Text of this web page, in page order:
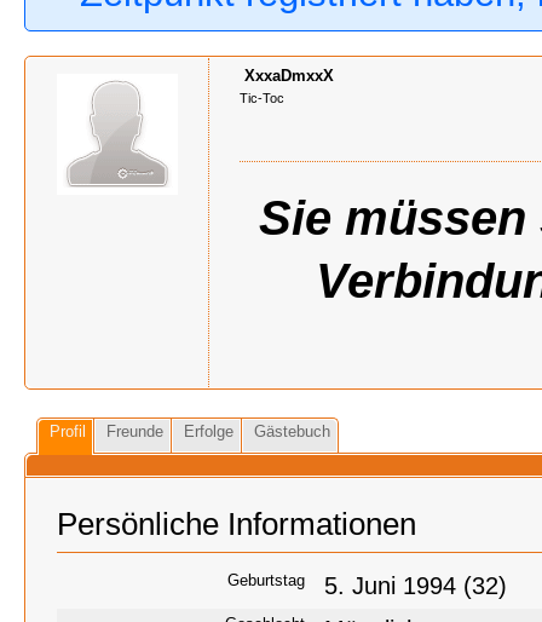
XxxaDmxxX
Tic-Toc
Sie
Profil Freunde Erfolge Gästebuch
Persönliche Informationen
Geburtstag 5. Juni 1994 (32)